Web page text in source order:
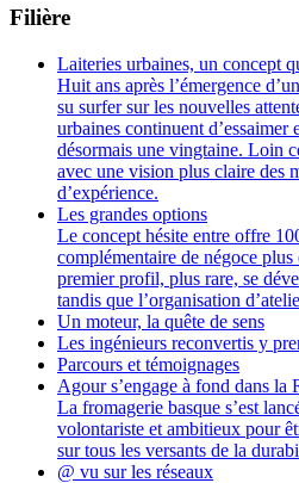
Filière
Laiteries urbaines, un concept
Huit ans après l’émergence
su surfer sur les nouvelles
urbaines continuent d’essaimer
désormais une vingtaine. Loin
avec une vision plus claire des
d’expérience.
Les grandes options
Le concept hésite entre offre
complémentaire de négoce
premier profil, plus rare, se
tandis que l’organisation
Un moteur, la quête de sens
Les ingénieurs reconvertis y
Parcours et témoignages
Agour s’engage à fond dans la
La fromagerie basque s’est
volontariste et ambitieux pour
sur tous les versants de la
@ vu sur les réseaux